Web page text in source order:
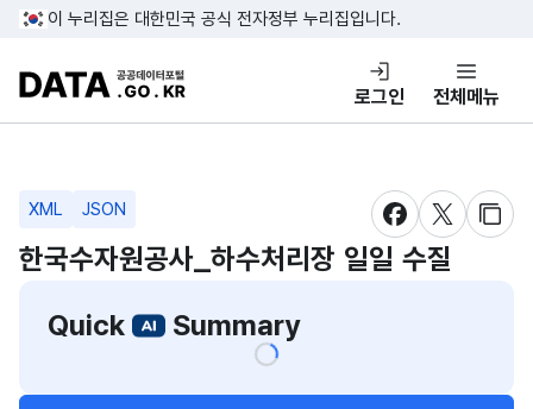
콘텐츠 바로가기
푸터 바로가기
이 누리집은 대한민국 공식 전자정부 누리집입니다.
DATA.GO.KR 공공데이터포털
로그인 전체메뉴
XML JSON
새창 열림새창 열림
새창
한국수자원공사_하수처리장 일일 수질
Quick
Summary